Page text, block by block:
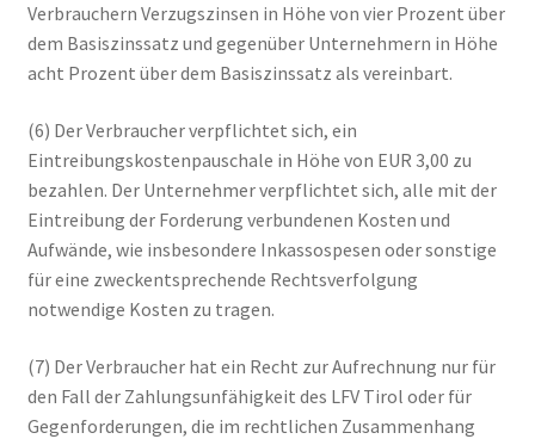
Verbrauchern Verzugszinsen in Höhe von vier Prozent über
dem Basiszinssatz und gegenüber Unternehmern in Höhe
acht Prozent über dem Basiszinssatz als vereinbart.
(6) Der Verbraucher verpflichtet sich, ein
Eintreibungskostenpauschale in Höhe von EUR 3,00 zu
bezahlen. Der Unternehmer verpflichtet sich, alle mit der
Eintreibung der Forderung verbundenen Kosten und
Aufwände, wie insbesondere Inkassospesen oder sonstige
für eine zweckentsprechende Rechtsverfolgung
notwendige Kosten zu tragen.
(7) Der Verbraucher hat ein Recht zur Aufrechnung nur für
den Fall der Zahlungsunfähigkeit des LFV Tirol oder für
Gegenforderungen, die im rechtlichen Zusammenhang